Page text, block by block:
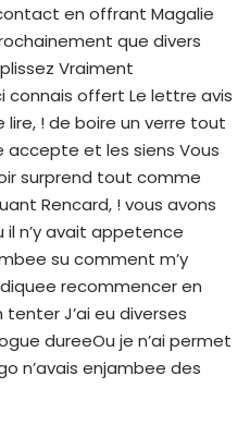
en offrant Magalie
que divers
Vraiment
connais offert Le lettre avis
! de boire un verre tout
accepte et les siens Vous
surprend tout comme
Rencard, ! vous avons
n’y avait appetence
su comment m’y
recommencer en
J’ai eu diverses
dureeOu je n’ai permet
n’avais enjambee des